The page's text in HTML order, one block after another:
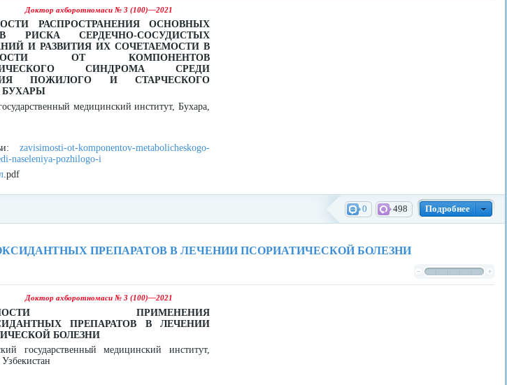
Доктор ахборотномаси № 3 (100)—2021
РАСПРОСТРАНЕНИЯ ОСНОВНЫХ
РИСКА СЕРДЕЧНО-СОСУДИСТЫХ
И РАЗВИТИЯ ИХ СОЧЕТАЕМОСТИ В
ОТ КОМПОНЕНТОВ
СИНДРОМА СРЕДИ
ПОЖИЛОГО И СТАРЧЕСКОГО
БУХАРЫ
медицинский институт, Бухара,
zavisimosti-ot-komponentov-metabolicheskogo-
naseleniya-pozhilogo-i
.pdf
Подробнее
498
0
ПРЕПАРАТОВ В ЛЕЧЕНИИ ПСОРИАТИЧЕСКОЙ БОЛЕЗНИ
Доктор ахборотномаси № 3 (100)—2021
ПРИМЕНЕНИЯ
ПРЕПАРАТОВ В ЛЕЧЕНИИ
БОЛЕЗНИ
государственный медицинский институт,